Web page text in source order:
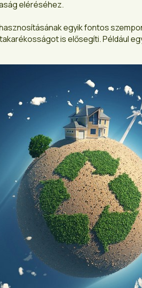
eléréséhez.
egyik fontos
is elősegíti. Például